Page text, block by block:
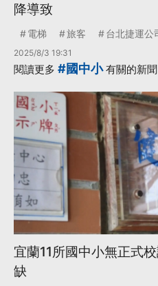
降導致
電梯 旅客 台北捷運公
2025/8/3 19:31
閱讀更多 #國中小有關的新聞
宜蘭11所國中小無正式
缺